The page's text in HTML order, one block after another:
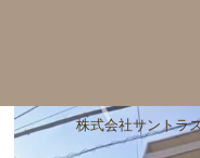
株式会社サントラ